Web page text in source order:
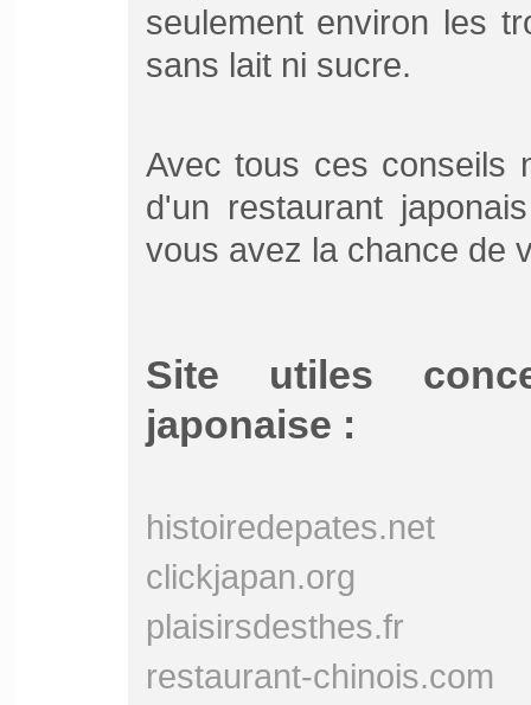
seulement environ les
sans lait ni sucre.
Avec tous ces conseils
d'un restaurant
vous avez la chance de
Site utiles
japonaise :
histoiredepates.net
clickjapan.org
plaisirsdesthes.fr
restaurant-chinois.com